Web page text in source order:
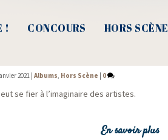
! CONCOURS HORS SCÈNE
2021 |Albums, Hors Scène 0
se fier à l’imaginaire des artistes.
En savoir plus